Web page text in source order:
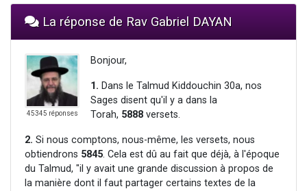
La réponse de Rav Gabriel DAYAN
45345 réponses
Bonjour,
1. Dans le Talmud Kiddouchin 30a, nos
Sages disent qu'il y a dans la
Torah, 5888 versets.
2. Si nous comptons, nous-même, les versets, nous
obtiendrons 5845. Cela est dû au fait que déjà, à l'époque
du Talmud, "il y avait une grande discussion à propos de
la manière dont il faut partager certains textes de la